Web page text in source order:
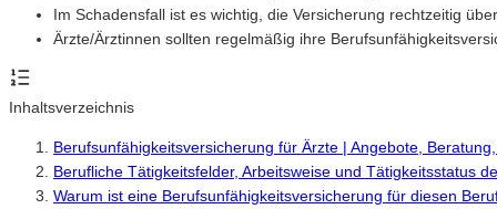
Im Schadensfall ist es wichtig, die Versicherung rechtzeitig
Ärzte/Ärztinnen sollten regelmäßig ihre
Inhaltsverzeichnis
Berufsunfähigkeitsversicherung für Ärzte | Angebote,
Berufliche Tätigkeitsfelder, Arbeitsweise und Tätigkeitsstatus
Warum ist eine Berufsunfähigkeitsversicherung für diesen